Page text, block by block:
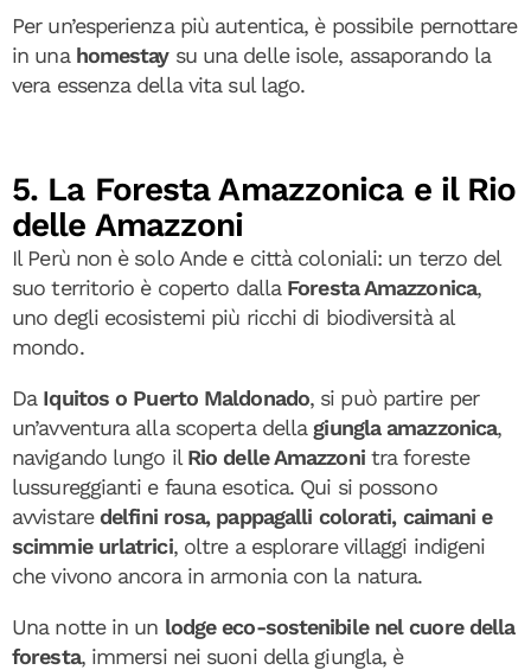
Per un’esperienza più autentica, è possibile pernottare
in una homestaysu una delle isole, assaporando la
vera essenza della vita sul lago.
5. La Foresta Amazzonica e il Rio
delle Amazzoni
Il Perù non è solo Ande e città coloniali: un terzo del
suo territorio è coperto dalla Foresta Amazzonica,
uno degli ecosistemi più ricchi di biodiversità al
mondo.
Da Iquitos o Puerto Maldonado, si può partire per
un’avventura alla scoperta della giungla amazzonica,
navigando lungo il Rio delle Amazzonitra foreste
lussureggianti e fauna esotica. Qui si possono
avvistaredelfini rosa, pappagalli colorati, caimani e
scimmie urlatrici, oltre a esplorare villaggi indigeni
che vivono ancora in armonia con la natura.
Una notte in un lodge eco-sostenibile nel cuore della
foresta, immersi nei suoni della giungla, è